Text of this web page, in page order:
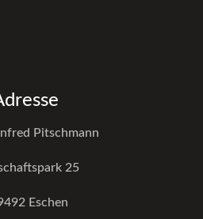
Pitschmann
25
Eschen